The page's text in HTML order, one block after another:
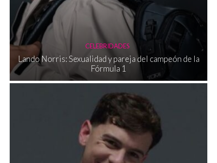
CELEBRIDADES
Lando Norris: Sexualidad y pareja del campeón de la
Fórmula 1